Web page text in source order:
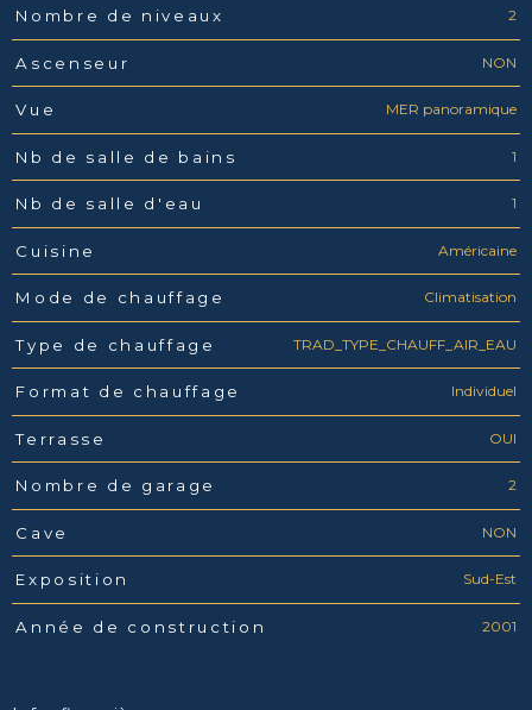
Nombre de niveaux 2
Ascenseur NON
Vue MER panoramique
Nb de salle de bains 1
Nb de salle d'eau 1
Cuisine Américaine
Mode de chauffage Climatisation
Type de chauffage TRAD_TYPE_CHAUFF_AIR_EAU
Format de chauffage Individuel
Terrasse OUI
Nombre de garage 2
Cave NON
Exposition Sud-Est
Année de construction 2001